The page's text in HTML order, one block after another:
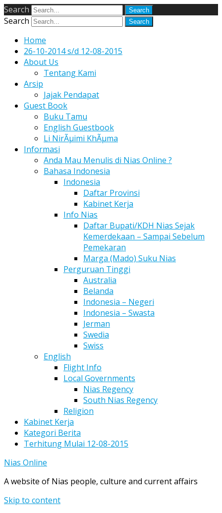
Search
Search
Home
26-10-2014 s/d 12-08-2015
About Us
Tentang Kami
Arsip
Jajak Pendapat
Guest Book
Buku Tamu
English Guestbook
Li NirÃµimi KhÃµma
Informasi
Anda Mau Menulis di Nias Online ?
Bahasa Indonesia
Indonesia
Daftar Provinsi
Kabinet Kerja
Info Nias
Daftar Bupati/KDH Nias Sejak
Kemerdekaan – Sampai Sebelum
Pemekaran
Marga (Mado) Suku Nias
Perguruan Tinggi
Australia
Belanda
Indonesia – Negeri
Indonesia – Swasta
Jerman
Swedia
Swiss
English
Flight Info
Local Governments
Nias Regency
South Nias Regency
Religion
Kabinet Kerja
Kategori Berita
Terhitung Mulai 12-08-2015
Nias Online
A website of Nias people, culture and current affairs
Skip to content